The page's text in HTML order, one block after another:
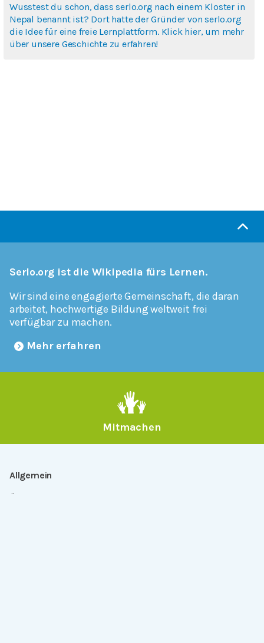
Wusstest du schon, dass serlo.org nach einem Kloster in
Nepal benannt ist? Dort hatte der Gründer von serlo.org
die Idee für eine freie Lernplattform. Klick hier, um mehr
über unsere Geschichte zu erfahren!
Serlo.org ist die Wikipedia fürs Lernen.
Wir sind eine engagierte Gemeinschaft, die daran
arbeitet, hochwertige Bildung weltweit frei
verfügbar zu machen.
Mehr erfahren
Mitmachen
Allgemein